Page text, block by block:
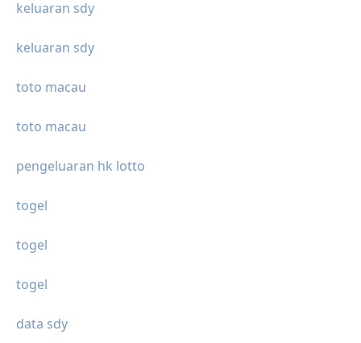
keluaran sdy
keluaran sdy
toto macau
toto macau
pengeluaran hk lotto
togel
togel
togel
data sdy